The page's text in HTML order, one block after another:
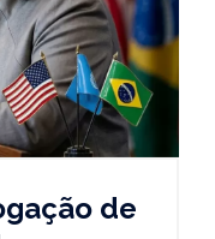
de